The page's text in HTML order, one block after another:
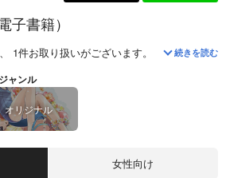
子書籍）
1件お取り扱いがございます。 「FRUIT
続きを読む
ャンル
オリジナル
女性向け